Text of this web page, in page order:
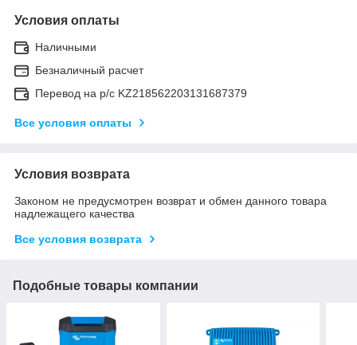
Условия оплаты
Наличными
Безналичный расчет
Перевод на р/с KZ218562203131687379
Все условия оплаты
Условия возврата
Законом не предусмотрен возврат и обмен данного товара
надлежащего качества
Все условия возврата
Подобные товары компании